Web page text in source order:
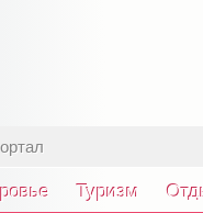
Туризм